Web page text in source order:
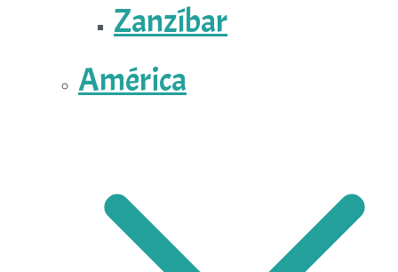
Zanzíbar
América